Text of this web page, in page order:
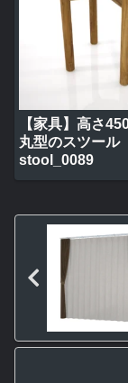
【家具】高さ
丸型のスツール
stool_0089